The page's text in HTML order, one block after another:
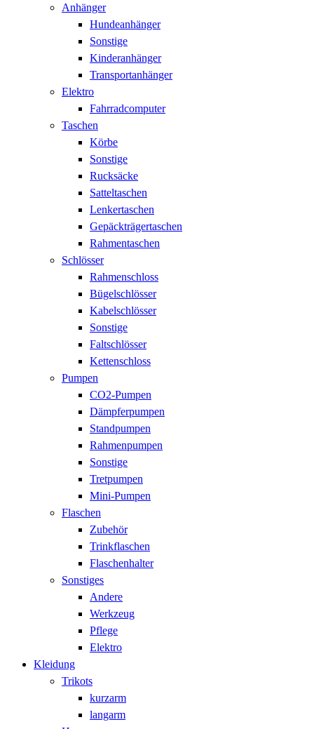
Anhänger
Hundeanhänger
Sonstige
Kinderanhänger
Transportanhänger
Elektro
Fahrradcomputer
Taschen
Körbe
Sonstige
Rucksäcke
Satteltaschen
Lenkertaschen
Gepäckträgertaschen
Rahmentaschen
Schlösser
Rahmenschloss
Bügelschlösser
Kabelschlösser
Sonstige
Faltschlösser
Kettenschloss
Pumpen
CO2-Pumpen
Dämpferpumpen
Standpumpen
Rahmenpumpen
Sonstige
Tretpumpen
Mini-Pumpen
Flaschen
Zubehör
Trinkflaschen
Flaschenhalter
Sonstiges
Andere
Werkzeug
Pflege
Elektro
Kleidung
Trikots
kurzarm
langarm